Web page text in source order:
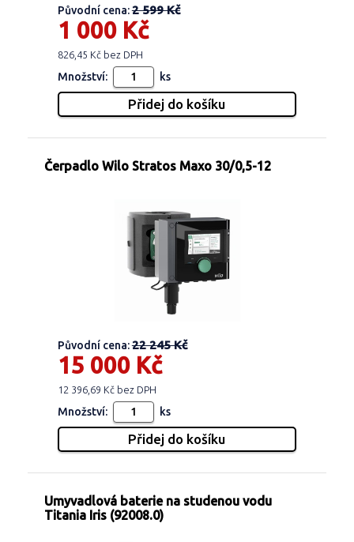
Původní cena:2 599 Kč
1 000 Kč
826,45 Kč bez DPH
Množství: ks
Čerpadlo Wilo Stratos Maxo 30/0,5-12
Původní cena:22 245 Kč
15 000 Kč
12 396,69 Kč bez DPH
Množství: ks
Umyvadlová baterie na studenou vodu
Titania Iris (92008.0)